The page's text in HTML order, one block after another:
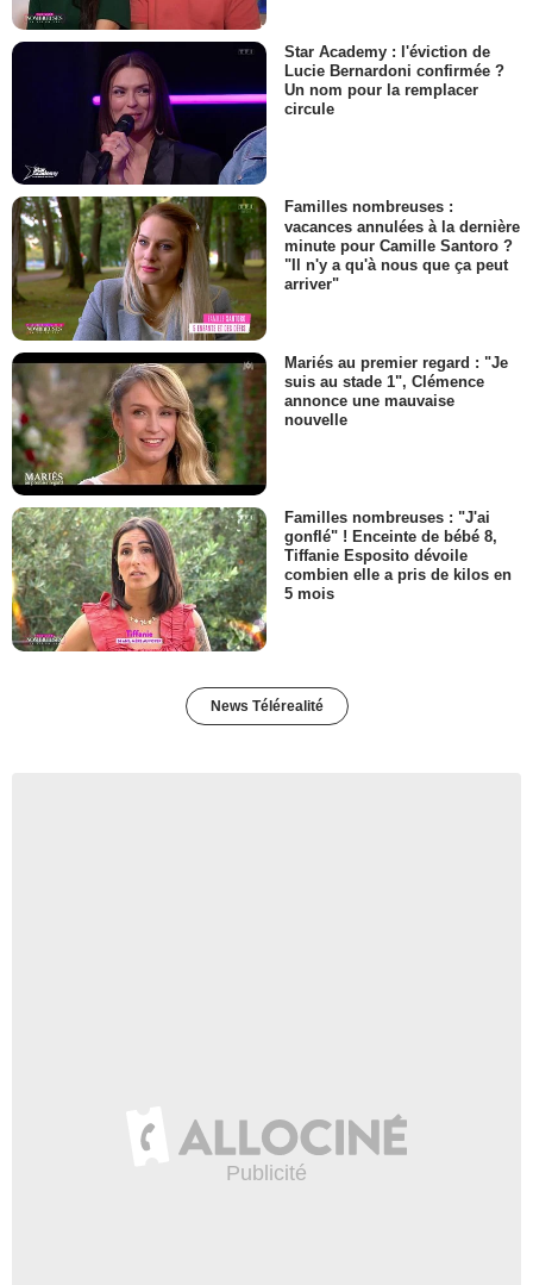
Star Academy : l'éviction de
Lucie Bernardoni confirmée ?
Un nom pour la remplacer
circule
Familles nombreuses :
vacances annulées à la dernière
minute pour Camille Santoro ?
"Il n'y a qu'à nous que ça peut
arriver"
Mariés au premier regard : "Je
suis au stade 1", Clémence
annonce une mauvaise
nouvelle
Familles nombreuses : "J'ai
gonflé" ! Enceinte de bébé 8,
Tiffanie Esposito dévoile
combien elle a pris de kilos en
5 mois
News Télérealité